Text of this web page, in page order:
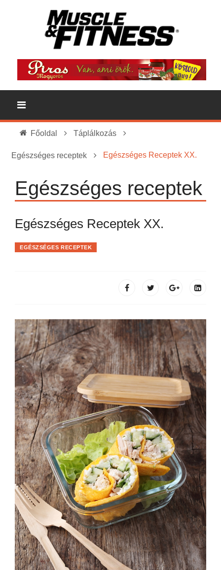
Főoldal Táplálkozás
Egészséges receptek Egészséges Receptek XX.
Egészséges receptek
Egészséges Receptek XX.
EGÉSZSÉGES RECEPTEK